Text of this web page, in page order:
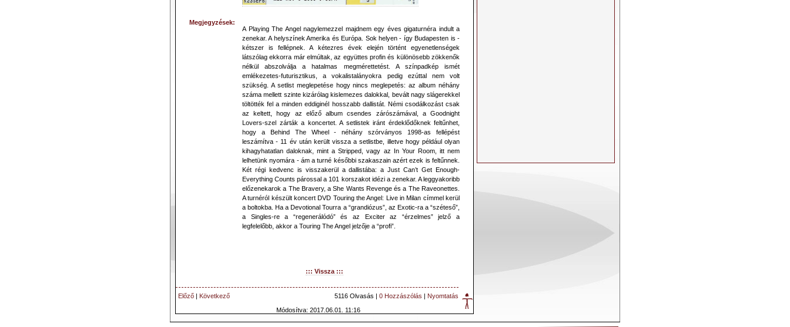
Megjegyzések:
A Playing The Angel nagylemezzel majdnem egy éves gigaturnéra indult a
zenekar. A helyszínek Amerika és Európa. Sok helyen - így Budapesten is -
kétszer is fellépnek. A kétezres évek elején történt egyenetlenségek
látszólag ekkorra már elmúltak, az együttes profin és különösebb zökkenők
nélkül abszolválja a hatalmas megmérettetést. A színpadkép ismét
emlékezetes-futurisztikus, a vokalistalányokra pedig ezúttal nem volt
szükség. A setlist meglepetése hogy nincs meglepetés: az album néhány
száma mellett szinte kizárólag kislemezes dalokkal, bevált nagy slágerekkel
töltötték fel a minden eddiginél hosszabb dallistát. Némi csodálkozást csak
az keltett, hogy az előző album csendes zárószámával, a Goodnight
Lovers-szel zárták a koncertet. A setlistek iránt érdeklődőknek feltűnhet,
hogy a Behind The Wheel - néhány szórványos 1998-as fellépést
leszámítva - 11 év után került vissza a setlistbe, illetve hogy például olyan
kihagyhatatlan daloknak, mint a Stripped, vagy az In Your Room, itt nem
lelhetünk nyomára - ám a turné későbbi szakaszain azért ezek is feltűnnek.
Két régi kedvenc is visszakerül a dallistába: a Just Can’t Get Enough-
Everything Counts párossal a 101 korszakot idézi a zenekar. A leggyakoribb
előzenekarok a The Bravery, a She Wants Revenge és a The Raveonettes.
A turnéról készült koncert DVD Touring the Angel: Live in Milan címmel kerül
a boltokba. Ha a Devotional Tourra a “grandiózus”, az Exotic-ra a “széteső”,
a Singles-re a “regenerálódó” és az Exciter az “érzelmes” jelző a
legfelelőbb, akkor a Touring The Angel jelzője a “profi”.
::: Vissza :::
Előző | Következő 5116 Olvasás | 0 Hozzászólás | Nyomtatás
Módosítva: 2017.06.01. 11:16